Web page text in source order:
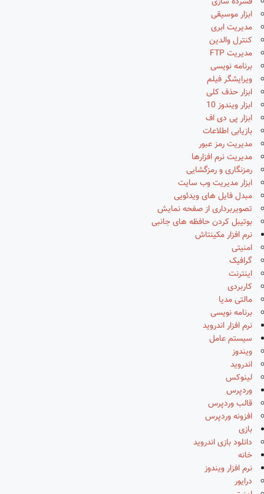
ابزار موسیقی
مدیریت ابری
کنترل والدین
مدیریت FTP
برنامه نویسی
ویرایشگر فیلم
ابزار حذف کلی
ابزار ویندوز 10
ابزار پی دی اف
بازیابی اطلاعات
مدیریت رمز عبور
مدیریت نرم افزارها
رمزنگاری و رمزگشایی
ابزار مدیریت وب سایت
مبدل فایل های ویدئویی
تصویربرداری از صفحه نمایش
بوتیبل کردن حافظه های جانبی
نرم افزار مکینتاش
امنیتی
گرافیک
اینترنت
کاربردی
مالتی مدیا
برنامه نویسی
نرم افزار اندروید
سیستم عامل
ویندوز
اندروید
لینوکس
وردپرس
قالب وردپرس
افزونه وردپرس
بازی
دانلود بازی اندروید
خانه
نرم افزار ویندوز
درایور